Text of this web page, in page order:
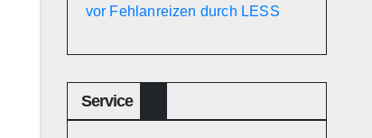
vor Fehlanreizen durch LESS
Service